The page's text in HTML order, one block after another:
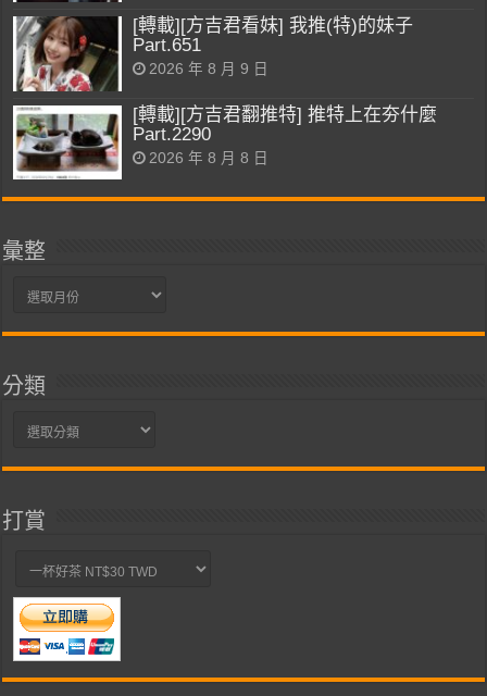
[轉載][方吉君看妹] 我推(特)的妹子
Part.651
2026 年 8 月 9 日
[轉載][方吉君翻推特] 推特上在夯什麼
Part.2290
2026 年 8 月 8 日
彙整
彙
分類
分
打賞